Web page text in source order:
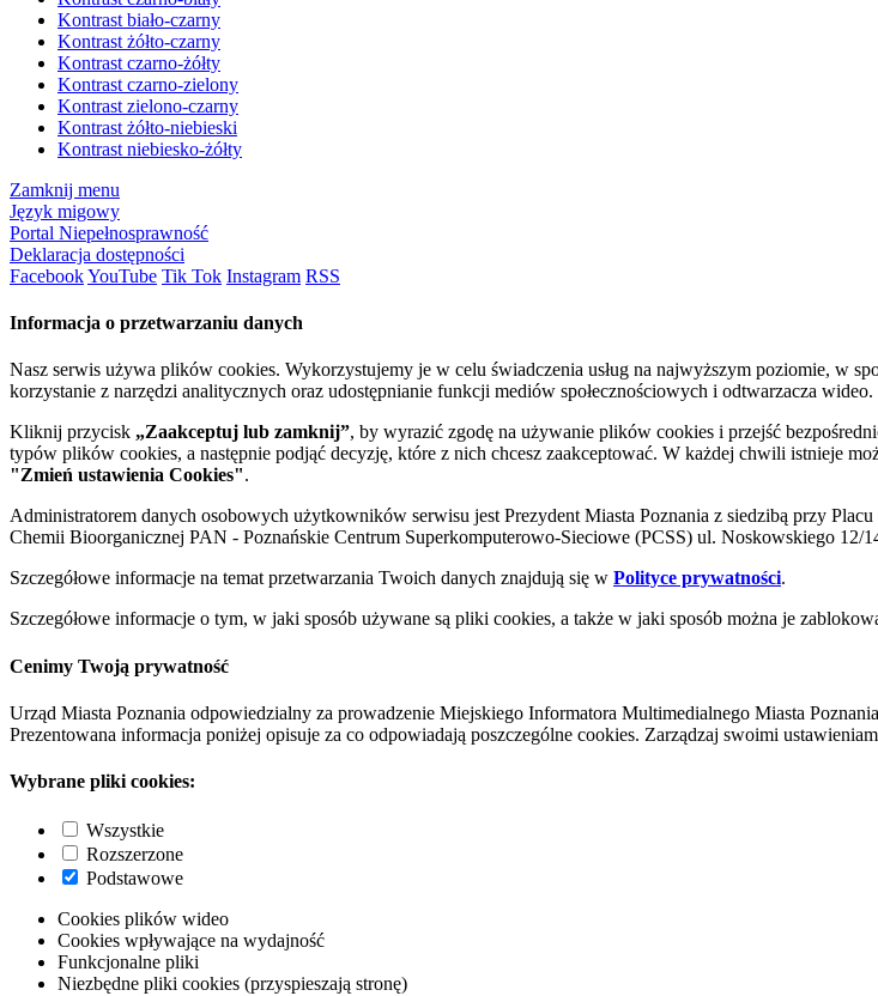
Kontrast biało-czarny
Kontrast żółto-czarny
Kontrast czarno-żółty
Kontrast czarno-zielony
Kontrast zielono-czarny
Kontrast żółto-niebieski
Kontrast niebiesko-żółty
Zamknij menu
Język migowy
Portal Niepełnosprawność
Deklaracja dostępności
FacebookYouTube Tik Tok Instagram RSS
Informacja o przetwarzaniu danych
Nasz serwis używa plików cookies. Wykorzystujemy je w celu świadczenia usług na najwyższym poziomie, w
korzystanie z narzędzi analitycznych oraz udostępnianie funkcji mediów społecznościowych i odtwarzacza wideo.
Kliknij przycisk „Zaakceptuj lub zamknij”, by wyrazić zgodę na używanie plików cookies i przejść
typów plików cookies, a następnie podjąć decyzję, które z nich chcesz zaakceptować. W każdej chwili istnieje
"Zmień ustawienia Cookies".
Administratorem danych osobowych użytkowników serwisu jest Prezydent Miasta Poznania z siedzibą przy
Chemii Bioorganicznej PAN - Poznańskie Centrum Superkomputerowo-Sieciowe (PCSS) ul. Noskowskiego 12/
Szczegółowe informacje na temat przetwarzania Twoich danych znajdują się w Polityce prywatności.
Szczegółowe informacje o tym, w jaki sposób używane są pliki cookies, a także w jaki sposób można je
Cenimy Twoją prywatność
Urząd Miasta Poznania odpowiedzialny za prowadzenie Miejskiego Informatora Multimedialnego Miasta
Prezentowana informacja poniżej opisuje za co odpowiadają poszczególne cookies. Zarządzaj swoimi
Wybrane pliki cookies:
Wszystkie
Rozszerzone
Podstawowe
Cookies plików wideo
Cookies wpływające na wydajność
Funkcjonalne pliki
Niezbędne pliki cookies (przyspieszają stronę)